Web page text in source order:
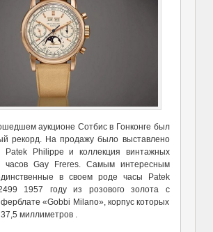
аукционе Сотбис в Гонконге был
рекорд. На продажу было выставлено
Philippe и коллекция винтажных
часов Gay Freres. Самым интересным
в своем роде часы Patek
1957 году из розового золота с
«Gobbi Milano», корпус которых
миллиметров .